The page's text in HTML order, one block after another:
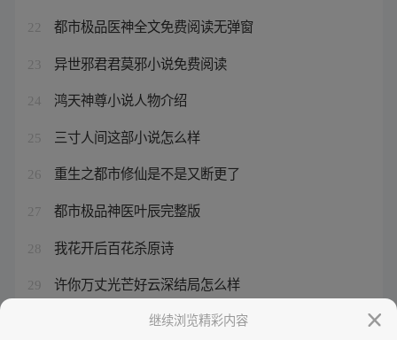
22 都市极品医神全文免费阅读无弹窗
23 异世邪君君莫邪小说免费阅读
24 鸿天神尊小说人物介绍
25 三寸人间这部小说怎么样
26 重生之都市修仙是不是又断更了
27 都市极品神医叶辰完整版
28 我花开后百花杀原诗
29 许你万丈光芒好云深结局怎么样
重生之都市修仙陈北玄免费漫画
继续浏览精彩内容